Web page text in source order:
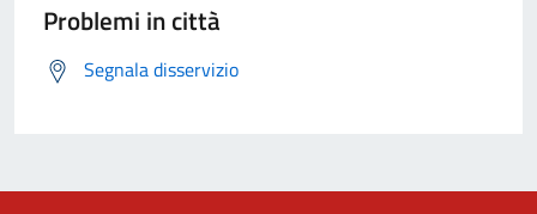
Problemi in città
Segnala disservizio